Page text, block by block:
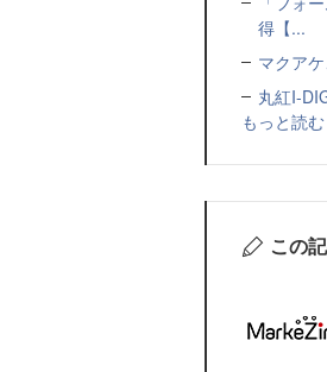
得【...
マクア
丸紅I-
もっと読む
この